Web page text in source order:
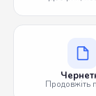
Продовжіть